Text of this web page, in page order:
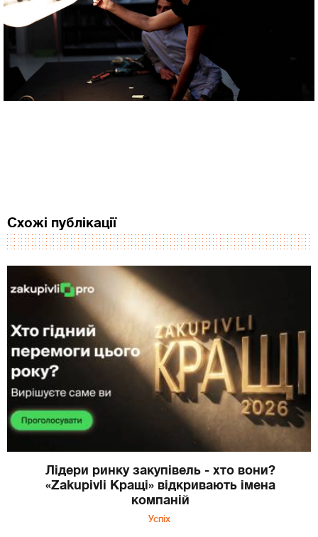
Схожі публікації
Лідери ринку закупівель - хто вони?
«Zakupivli Кращі» відкривають імена
компаній
Успіх